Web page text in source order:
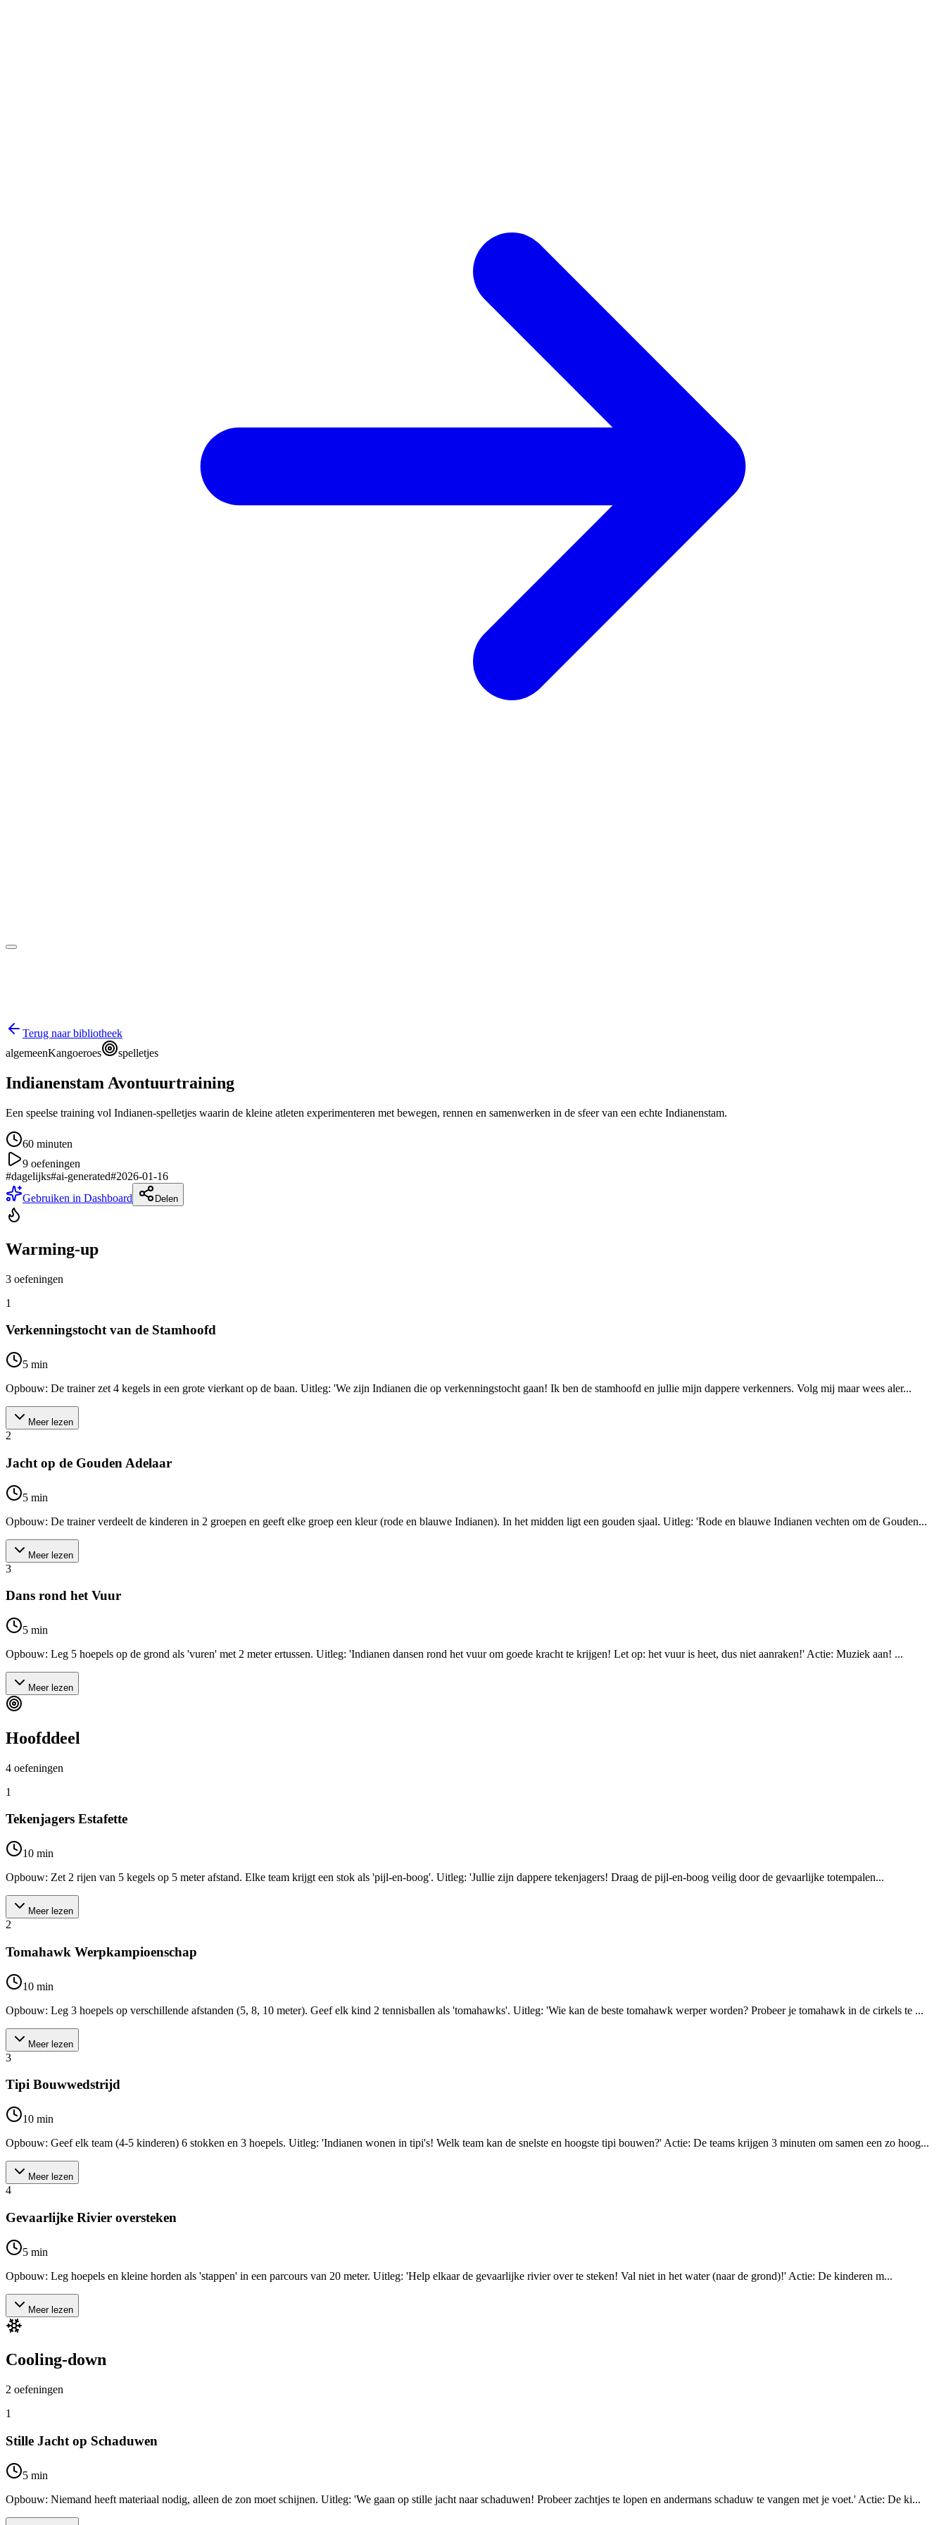
Terug naar bibliotheek
algemeenKangoeroes spelletjes
Indianenstam Avontuurtraining
Een speelse training vol Indianen-spelletjes waarin de kleine atleten experimenteren met bewegen, rennen en samenwerken in de sfeer van een echte Indianenstam.
60 minuten
9 oefeningen
#dagelijks#ai-generated#2026-01-16
Gebruiken in Dashboard
Delen
Warming-up
3 oefeningen
1
Verkenningstocht van de Stamhoofd
5 min
Opbouw: De trainer zet 4 kegels in een grote vierkant op de baan. Uitleg: 'We zijn Indianen die op verkenningstocht gaan! Ik ben de stamhoofd en jullie mijn dappere verkenners. Volg mij maar wees aler...
Meer lezen
2
Jacht op de Gouden Adelaar
5 min
Opbouw: De trainer verdeelt de kinderen in 2 groepen en geeft elke groep een kleur (rode en blauwe Indianen). In het midden ligt een gouden sjaal. Uitleg: 'Rode en blauwe Indianen vechten om de Gouden...
Meer lezen
3
Dans rond het Vuur
5 min
Opbouw: Leg 5 hoepels op de grond als 'vuren' met 2 meter ertussen. Uitleg: 'Indianen dansen rond het vuur om goede kracht te krijgen! Let op: het vuur is heet, dus niet aanraken!' Actie: Muziek aan! ...
Meer lezen
Hoofddeel
4 oefeningen
1
Tekenjagers Estafette
10 min
Opbouw: Zet 2 rijen van 5 kegels op 5 meter afstand. Elke team krijgt een stok als 'pijl-en-boog'. Uitleg: 'Jullie zijn dappere tekenjagers! Draag de pijl-en-boog veilig door de gevaarlijke totempalen...
Meer lezen
2
Tomahawk Werpkampioenschap
10 min
Opbouw: Leg 3 hoepels op verschillende afstanden (5, 8, 10 meter). Geef elk kind 2 tennisballen als 'tomahawks'. Uitleg: 'Wie kan de beste tomahawk werper worden? Probeer je tomahawk in de cirkels te ...
Meer lezen
3
Tipi Bouwwedstrijd
10 min
Opbouw: Geef elk team (4-5 kinderen) 6 stokken en 3 hoepels. Uitleg: 'Indianen wonen in tipi's! Welk team kan de snelste en hoogste tipi bouwen?' Actie: De teams krijgen 3 minuten om samen een zo hoog...
Meer lezen
4
Gevaarlijke Rivier oversteken
5 min
Opbouw: Leg hoepels en kleine horden als 'stappen' in een parcours van 20 meter. Uitleg: 'Help elkaar de gevaarlijke rivier over te steken! Val niet in het water (naar de grond)!' Actie: De kinderen m...
Meer lezen
Cooling-down
2 oefeningen
1
Stille Jacht op Schaduwen
5 min
Opbouw: Niemand heeft materiaal nodig, alleen de zon moet schijnen. Uitleg: 'We gaan op stille jacht naar schaduwen! Probeer zachtjes te lopen en andermans schaduw te vangen met je voet.' Actie: De ki...